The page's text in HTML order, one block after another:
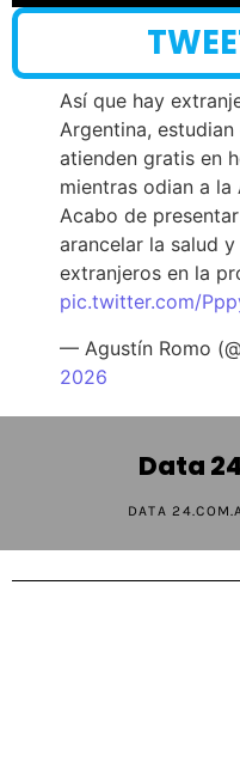
Así que hay
Argentina,
atienden gratis en
mientras odian a
Acabo de
arancelar la salud
extranjeros en la
pic.twitter.com/
— Agustín Romo
2026
Data
DATA